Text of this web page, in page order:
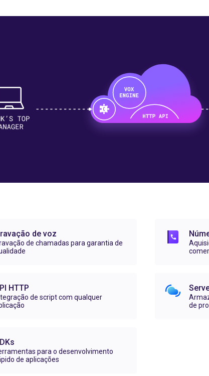
de voz
de chamadas para garantia de
HTTP
de script com qualquer
de
para o desenvolvimento
de aplicações